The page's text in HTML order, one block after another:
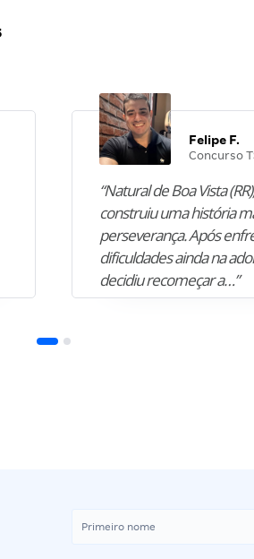
Felipe F.
Concurso
“Natural de Boa Vista
construiu uma história
perseverança. Após
dificuldades ainda na
decidiu recomeçar a…”